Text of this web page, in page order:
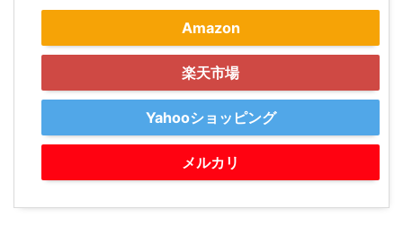
Amazon
楽天市場
Yahooショッピング
メルカリ